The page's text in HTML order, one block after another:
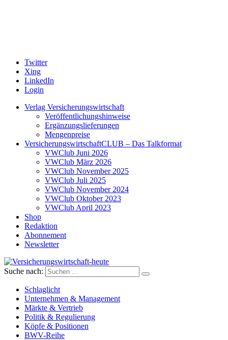
Twitter
Xing
LinkedIn
Login
Verlag Versicherungswirtschaft
Veröffentlichungshinweise
Ergänzungslieferungen
Mengenpreise
VersicherungswirtschaftCLUB – Das Talkformat
VWClub Juni 2026
VWClub März 2026
VWClub November 2025
VWClub Juli 2025
VWClub November 2024
VWClub Oktober 2023
VWClub April 2023
Shop
Redaktion
Abonnement
Newsletter
Versicherungswirtschaft-heute
Suche nach:
Schlaglicht
Unternehmen & Management
Märkte & Vertrieb
Politik & Regulierung
Köpfe & Positionen
BWV-Reihe